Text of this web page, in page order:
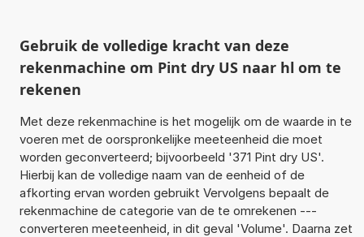
Gebruik de volledige kracht van deze
rekenmachine om Pint dry US naar hl om te
rekenen
Met deze rekenmachine is het mogelijk om de waarde in te
voeren met de oorspronkelijke meeteenheid die moet
worden geconverteerd; bijvoorbeeld '371 Pint dry US'.
Hierbij kan de volledige naam van de eenheid of de
afkorting ervan worden gebruikt Vervolgens bepaalt de
rekenmachine de categorie van de te omrekenen ---
converteren meeteenheid, in dit geval 'Volume'. Daarna zet